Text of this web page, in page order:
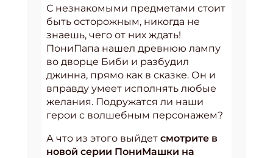
С незнакомыми предметами стоит
быть осторожным, никогда не
знаешь, чего от них ждать!
ПониПапа нашел древнюю лампу
во дворце Биби и разбудил
джинна, прямо как в сказке. Он и
вправду умеет исполнять любые
желания. Подружатся ли наши
герои с волшебным персонажем?
А что из этого выйдет смотрите в
новой серии ПониМашки на